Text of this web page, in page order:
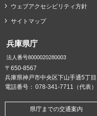
ウェブアクセシビリティ方針
サイトマップ
兵庫県庁
法人番号8000020280003
〒650-8567
兵庫県神戸市中央区下山手通5丁
電話番号： 078-341-7711（代表）
県庁までの交通案内